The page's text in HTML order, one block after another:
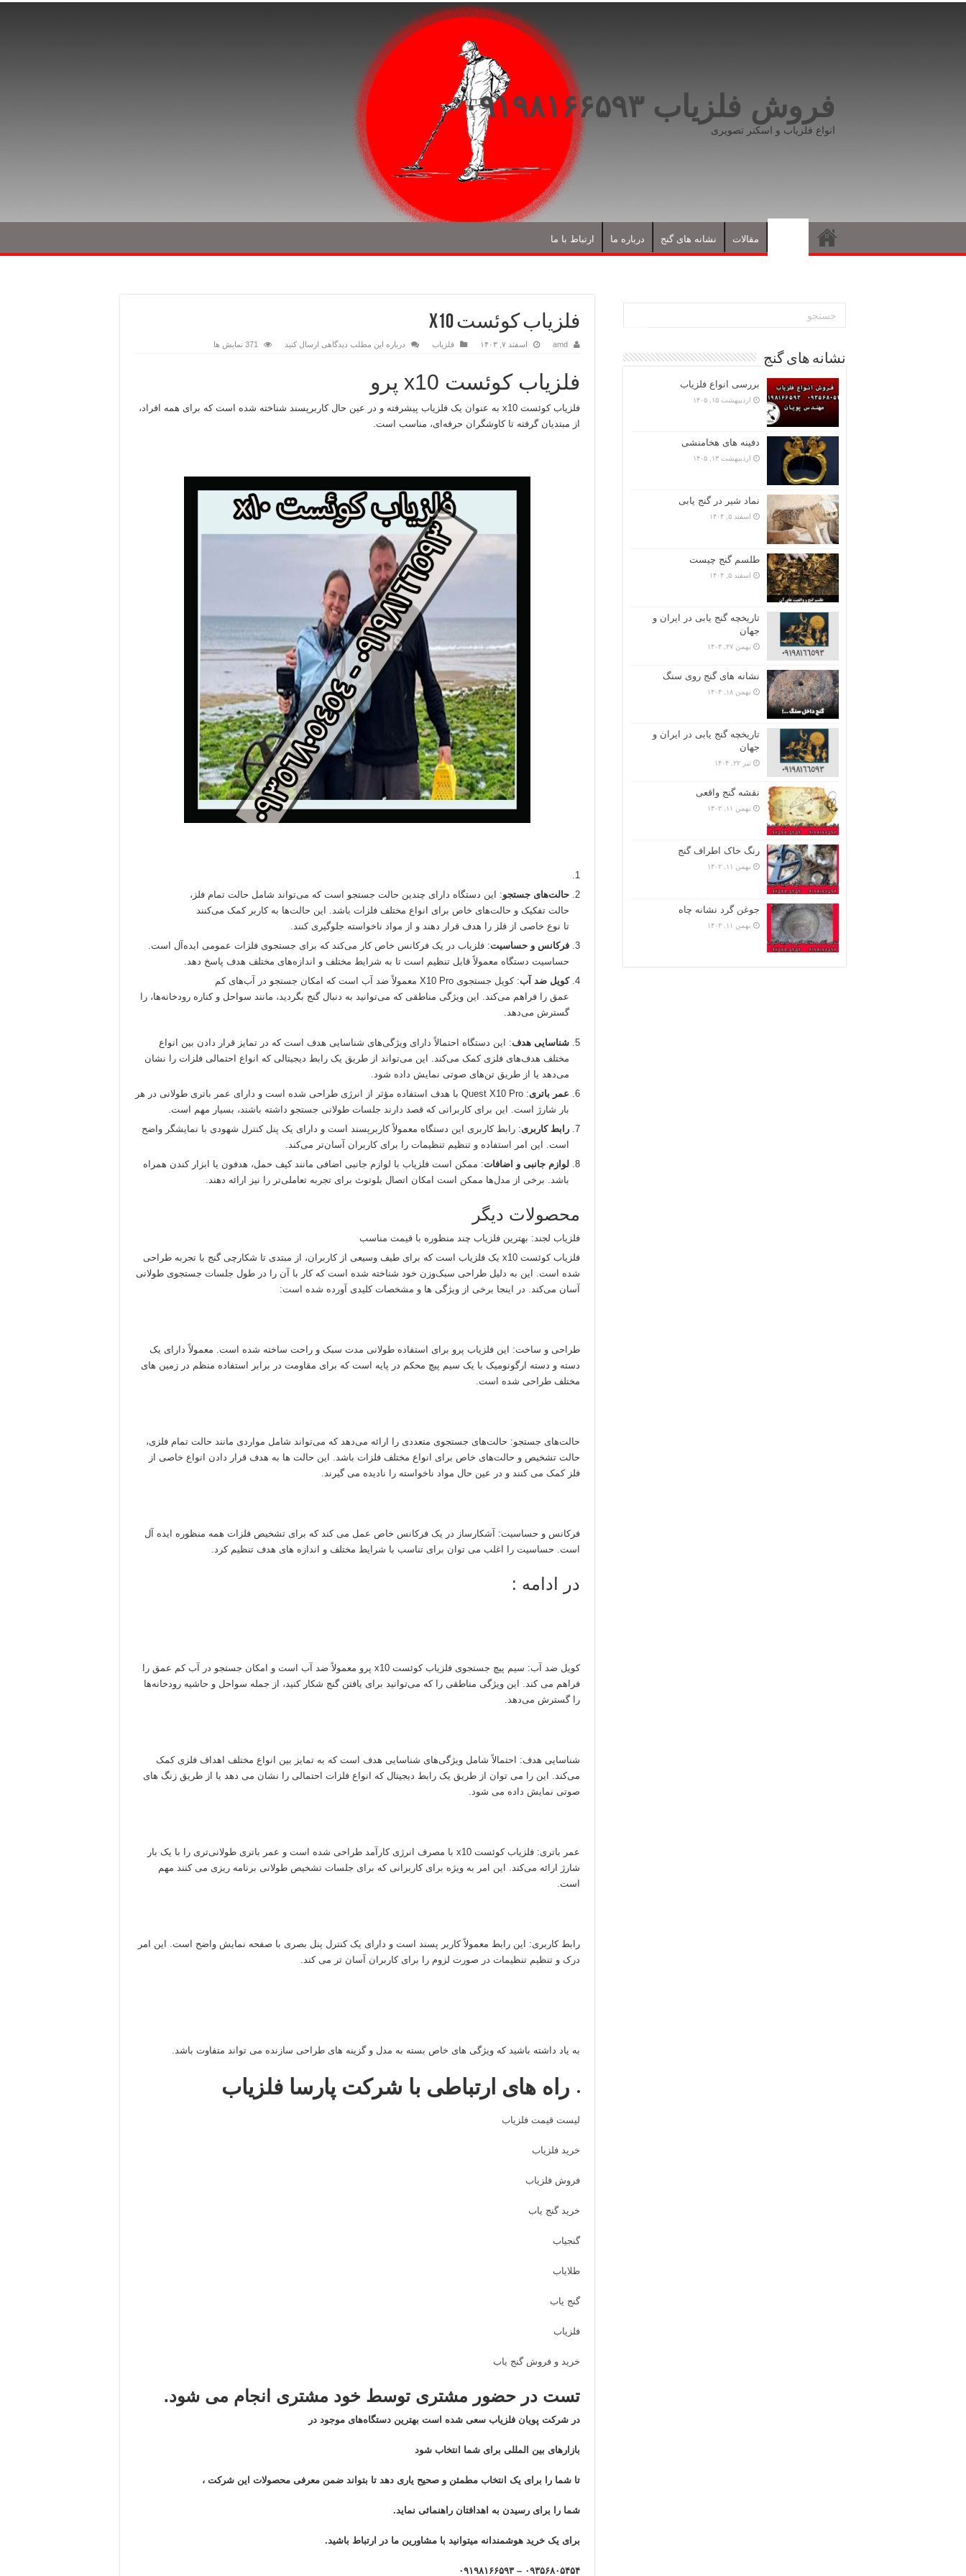
فروش فلزیاب ۰۹۱۹۸۱۶۶۵۹۳
انواع فلزیاب و اسکنر تصویری
مقالات نشانه های گنج درباره ما ارتباط با ما
فلزیاب کوئست x10
amd اسفند ۷, ۱۴۰۳ فلزیاب درباره این مطلب دیدگاهی ارسال کنید 371 نمایش ها
فلزیاب کوئست x10 پرو
فلزیاب کوئست x10 به عنوان یک فلزیاب پیشرفته و در عین حال کاربرپسند شناخته شده است که برای همه افراد،
از مبتدیان گرفته تا کاوشگران حرفه‌ای، مناسب است.
حالت‌های جستجو: این دستگاه دارای چندین حالت جستجو است که می‌تواند شامل حالت تمام فلز،
حالت تفکیک و حالت‌های خاص برای انواع مختلف فلزات باشد. این حالت‌ها به کاربر کمک می‌کنند
تا نوع خاصی از فلز را هدف قرار دهند و از مواد ناخواسته جلوگیری کنند.
فرکانس و حساسیت: فلزیاب در یک فرکانس خاص کار می‌کند که برای جستجوی فلزات عمومی ایده‌آل است.
حساسیت دستگاه معمولاً قابل تنظیم است تا به شرایط مختلف و اندازه‌های مختلف هدف پاسخ دهد.
کویل ضد آب: کویل جستجوی X10 Pro معمولاً ضد آب است که امکان جستجو در آب‌های کم
عمق را فراهم می‌کند. این ویژگی مناطقی که می‌توانید به دنبال گنج بگردید، مانند سواحل و کناره رودخانه‌ها، را
گسترش می‌دهد.
شناسایی هدف: این دستگاه احتمالاً دارای ویژگی‌های شناسایی هدف است که در تمایز قرار دادن بین انواع
مختلف هدف‌های فلزی کمک می‌کند. این می‌تواند از طریق یک رابط دیجیتالی که انواع احتمالی فلزات را نشان
می‌دهد یا از طریق تن‌های صوتی نمایش داده شود.
عمر باتری
: Quest X10 Pro با هدف استفاده مؤثر از انرژی طراحی شده است و دارای عمر باتری طولانی در هر
بار شارژ است. این برای کاربرانی که قصد دارند جلسات طولانی جستجو داشته باشند، بسیار مهم است.
رابط کاربری: رابط کاربری این دستگاه معمولاً کاربرپسند است و دارای یک پنل کنترل شهودی با نمایشگر واضح
است. این امر استفاده و تنظیم تنظیمات را برای کاربران آسان‌تر می‌کند.
لوازم جانبی و اضافات: ممکن است فلزیاب با لوازم جانبی اضافی مانند کیف حمل، هدفون یا ابزار کندن همراه
باشد. برخی از مدل‌ها ممکن است امکان اتصال بلوتوث برای تجربه تعاملی‌تر را نیز ارائه دهند.
محصولات دیگر
فلزیاب لجند: بهترین فلزیاب چند منظوره با قیمت مناسب
فلزیاب کوئست x10 یک فلزیاب است که برای طیف وسیعی از کاربران، از مبتدی تا شکارچی گنج با تجربه طراحی
شده است. این به دلیل طراحی سبک‌وزن خود شناخته شده است که کار با آن را در طول جلسات جستجوی طولانی
آسان می‌کند. در اینجا برخی از ویژگی ها و مشخصات کلیدی آورده شده است:
طراحی و ساخت: این فلزیاب پرو برای استفاده طولانی مدت سبک و راحت ساخته شده است. معمولاً دارای یک
دسته و دسته ارگونومیک با یک سیم پیچ محکم در پایه است که برای مقاومت در برابر استفاده منظم در زمین های
مختلف طراحی شده است.
حالت‌های جستجو: حالت‌های جستجوی متعددی را ارائه می‌دهد که می‌تواند شامل مواردی مانند حالت تمام فلزی،
حالت تشخیص و حالت‌های خاص برای انواع مختلف فلزات باشد. این حالت ها به هدف قرار دادن انواع خاصی از
فلز کمک می کنند و در عین حال مواد ناخواسته را نادیده می گیرند.
فرکانس و حساسیت: آشکارساز در یک فرکانس خاص عمل می کند که برای تشخیص فلزات همه منظوره ایده آل
است. حساسیت را اغلب می توان برای تناسب با شرایط مختلف و اندازه های هدف تنظیم کرد.
در ادامه :
کویل ضد آب: سیم پیچ جستجوی فلزیاب کوئست x10 پرو معمولاً ضد آب است و امکان جستجو در آب کم عمق را
فراهم می کند. این ویژگی مناطقی را که می‌توانید برای یافتن گنج شکار کنید، از جمله سواحل و حاشیه رودخانه‌ها
را گسترش می‌دهد.
شناسایی هدف: احتمالاً شامل ویژگی‌های شناسایی هدف است که به تمایز بین انواع مختلف اهداف فلزی کمک
می‌کند. این را می توان از طریق یک رابط دیجیتال که انواع فلزات احتمالی را نشان می دهد یا از طریق زنگ های
صوتی نمایش داده می شود.
عمر باتری: فلزیاب کوئست x10 با مصرف انرژی کارآمد طراحی شده است و عمر باتری طولانی‌تری را با یک بار
شارژ ارائه می‌کند. این امر به ویژه برای کاربرانی که برای جلسات تشخیص طولانی برنامه ریزی می کنند مهم
است.
رابط کاربری: این رابط معمولاً کاربر پسند است و دارای یک کنترل پنل بصری با صفحه نمایش واضح است. این امر
درک و تنظیم تنظیمات در صورت لزوم را برای کاربران آسان تر می کند.
به یاد داشته باشید که ویژگی های خاص بسته به مدل و گزینه های طراحی سازنده می تواند متفاوت باشد.
راه های ارتباطی با شرکت پارسا فلزیاب
لیست قیمت فلزیاب
خرید فلزیاب
فروش فلزیاب
خرید گنج یاب
گنجیاب
طلایاب
گنج یاب
فلزیاب
خرید و فروش گنج یاب
تست در حضور مشتری توسط خود مشتری انجام می شود.
در شرکت پویان فلزیاب سعی شده است بهترین دستگاه‌های موجود در
بازار‌های بین المللی برای شما انتخاب شود
تا شما را برای یک انتخاب مطمئن و صحیح یاری دهد تا بتواند ضمن معرفی محصولات این شرکت ،
شما را برای رسیدن به اهدافتان راهنمائی نماید.
برای یک خرید هوشمندانه میتوانید با مشاورین ما در ارتباط باشید.
۰۹۳۵۶۸۰۵۴۵۴ – ۰۹۱۹۸۱۶۶۵۹۳
نشانه های گنج
بررسی انواع فلزیاب
اردیبهشت ۱۵, ۱۴۰۵
دفینه های هخامنشی
اردیبهشت ۱۳, ۱۴۰۵
نماد شیر در گنج یابی
اسفند ۵, ۱۴۰۴
طلسم گنج چیست
اسفند ۵, ۱۴۰۴
تاریخچه گنج‌ یابی در ایران و
جهان
بهمن ۲۷, ۱۴۰۴
نشانه های گنج روی سنگ
بهمن ۱۸, ۱۴۰۴
تاریخچه گنج‌ یابی در ایران و
جهان
تیر ۲۲, ۱۴۰۴
نقشه گنج واقعی
بهمن ۱۱, ۱۴۰۲
رنگ خاک اطراف گنج
بهمن ۱۱, ۱۴۰۲
جوغن گرد نشانه چاه
بهمن ۱۱, ۱۴۰۲